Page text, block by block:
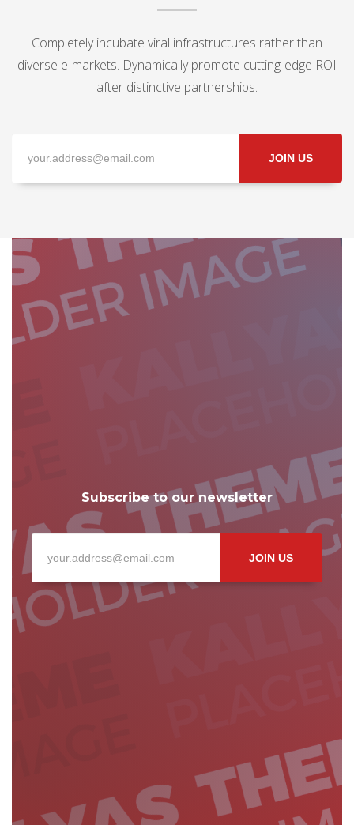
Completely incubate viral infrastructures rather than
diverse e-markets. Dynamically promote cutting-edge ROI
after distinctive partnerships.
JOIN US
Subscribe to our newsletter
JOIN US